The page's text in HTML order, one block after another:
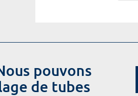
pouvons
de tubes